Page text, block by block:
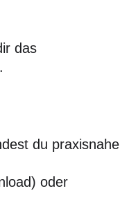
das
du praxisnahe
oder